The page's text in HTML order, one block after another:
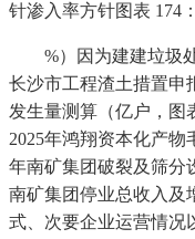
针渗入率方针图表 174
%）因为建建垃圾处
长沙市工程渣土措置申
发生量测算（亿户，图
2025年鸿翔资本化产
年南矿集团破裂及筛分
南矿集团停业总收入及
式、次要企业运营情况